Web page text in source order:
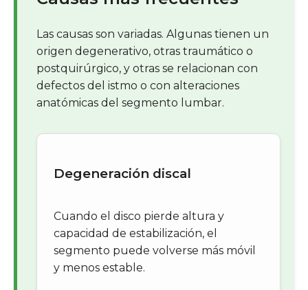
Las causas son variadas. Algunas tienen un
origen degenerativo, otras traumático o
postquirúrgico, y otras se relacionan con
defectos del istmo o con alteraciones
anatómicas del segmento lumbar.
Degeneración discal
Cuando el disco pierde altura y
capacidad de estabilización, el
segmento puede volverse más móvil
y menos estable.